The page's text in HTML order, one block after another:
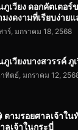
ภูเวียง ดอกคัตเตอ
มงดงามที่เรียบง่าย
าร์, มกราคม 18, 2568
ภูเวียงบางสวรรค์ ภู
ทิตย์, มกราคม 12,
ามรอยศาลเจ้าใน
ลเจ้าในกระบี่